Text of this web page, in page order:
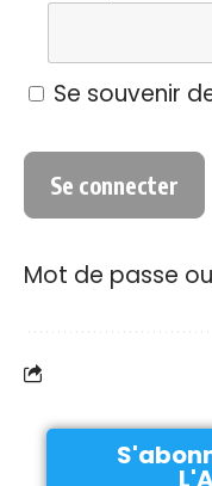
Se souvenir
Mot de passe